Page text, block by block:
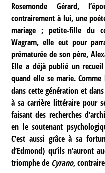
Rosemonde Gérard,
contrairement à lui, une
mariage ; petite-fille du
Wagram, elle eut pour
prématurée de son père,
Elle a déjà publié un
quand elle se marie.
dans cette génération et
à sa carrière littéraire pour
faisant des recherches
en le soutenant
C’est aussi grâce à sa
d’Edmond) qu’ils n’auront
triomphe de Cyrano,